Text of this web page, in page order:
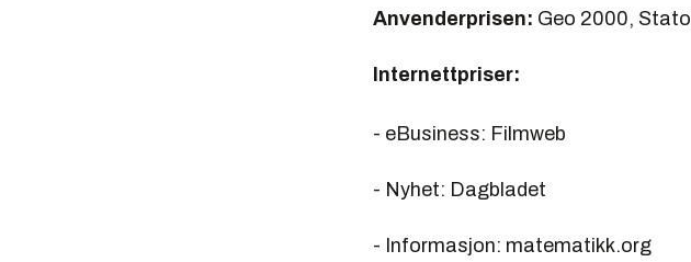
Anvenderprisen: Geo 2000,
Internettpriser:
- eBusiness: Filmweb
- Nyhet: Dagbladet
- Informasjon: matematikk.org